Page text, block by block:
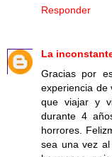
Responder
La
Gracias por
experiencia de
que viajar y
durante 4
horrores.
sea una vez